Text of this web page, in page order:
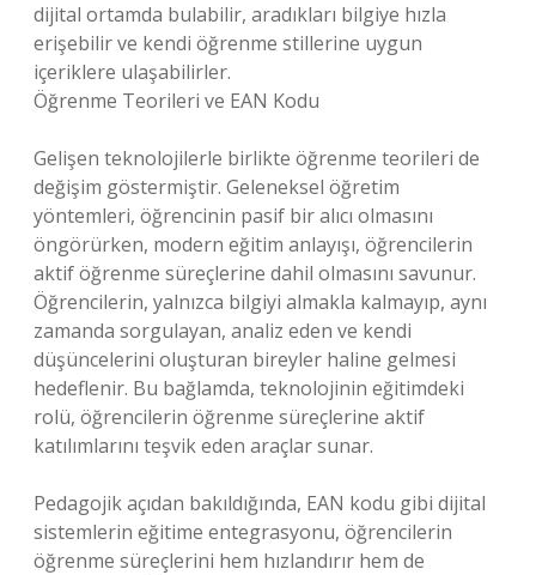
dijital ortamda bulabilir, aradıkları bilgiye hızla
erişebilir ve kendi öğrenme stillerine uygun
içeriklere ulaşabilirler.
Öğrenme Teorileri ve EAN Kodu
Gelişen teknolojilerle birlikte öğrenme teorileri de
değişim göstermiştir. Geleneksel öğretim
yöntemleri, öğrencinin pasif bir alıcı olmasını
öngörürken, modern eğitim anlayışı, öğrencilerin
aktif öğrenme süreçlerine dahil olmasını savunur.
Öğrencilerin, yalnızca bilgiyi almakla kalmayıp, aynı
zamanda sorgulayan, analiz eden ve kendi
düşüncelerini oluşturan bireyler haline gelmesi
hedeflenir. Bu bağlamda, teknolojinin eğitimdeki
rolü, öğrencilerin öğrenme süreçlerine aktif
katılımlarını teşvik eden araçlar sunar.
Pedagojik açıdan bakıldığında, EAN kodu gibi dijital
sistemlerin eğitime entegrasyonu, öğrencilerin
öğrenme süreçlerini hem hızlandırır hem de